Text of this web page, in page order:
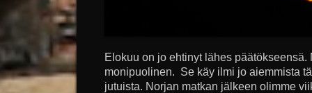
Elokuu on jo ehtinyt lähes päätökseensä.
monipuolinen. Se käy ilmi jo aiemmista
jutuista. Norjan matkan jälkeen olimme